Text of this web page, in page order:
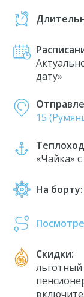
дату»
15
«Чайка»
На борту:
Скидки: